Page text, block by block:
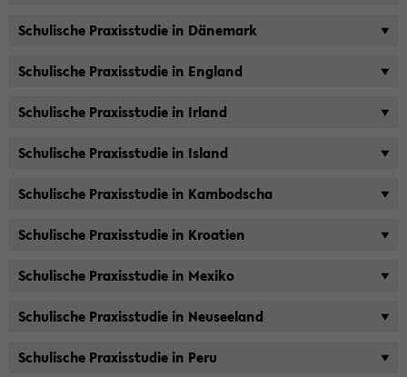
Schu­li­sche Pra­xis­stu­die in Dä­ne­mark
Schu­li­sche Pra­xis­stu­die in Eng­land
Schu­li­sche Pra­xis­stu­die in Ir­land
Schu­li­sche Pra­xis­stu­die in Is­land
Schu­li­sche Pra­xis­stu­die in Kam­bo­dscha
Schu­li­sche Pra­xis­stu­die in Kroa­ti­en
Schu­li­sche Pra­xis­stu­die in Me­xi­ko
Schu­li­sche Pra­xis­stu­die in Neu­see­land
Schu­li­sche Pra­xis­stu­die in Peru